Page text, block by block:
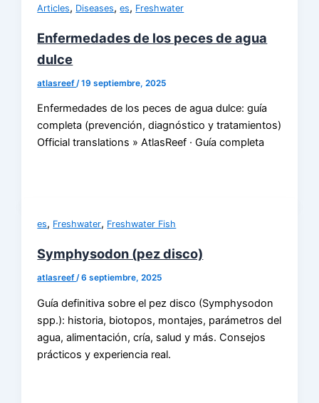
Articles, Diseases,es, Freshwater
Enfermedades de los peces de agua
dulce
atlasreef/19 septiembre, 2025
Enfermedades de los peces de agua dulce: guía
completa (prevención, diagnóstico y tratamientos)
Official translations » AtlasReef · Guía completa
es, Freshwater, Freshwater Fish
Symphysodon (pez disco)
atlasreef/6 septiembre, 2025
Guía definitiva sobre el pez disco (Symphysodon
spp.): historia, biotopos, montajes, parámetros del
agua, alimentación, cría, salud y más. Consejos
prácticos y experiencia real.